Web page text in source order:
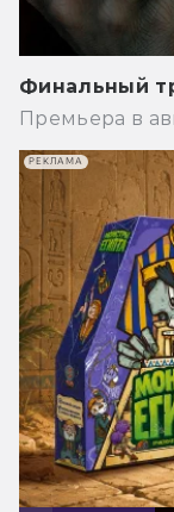
Финальный
Премьера в
РЕКЛАМА